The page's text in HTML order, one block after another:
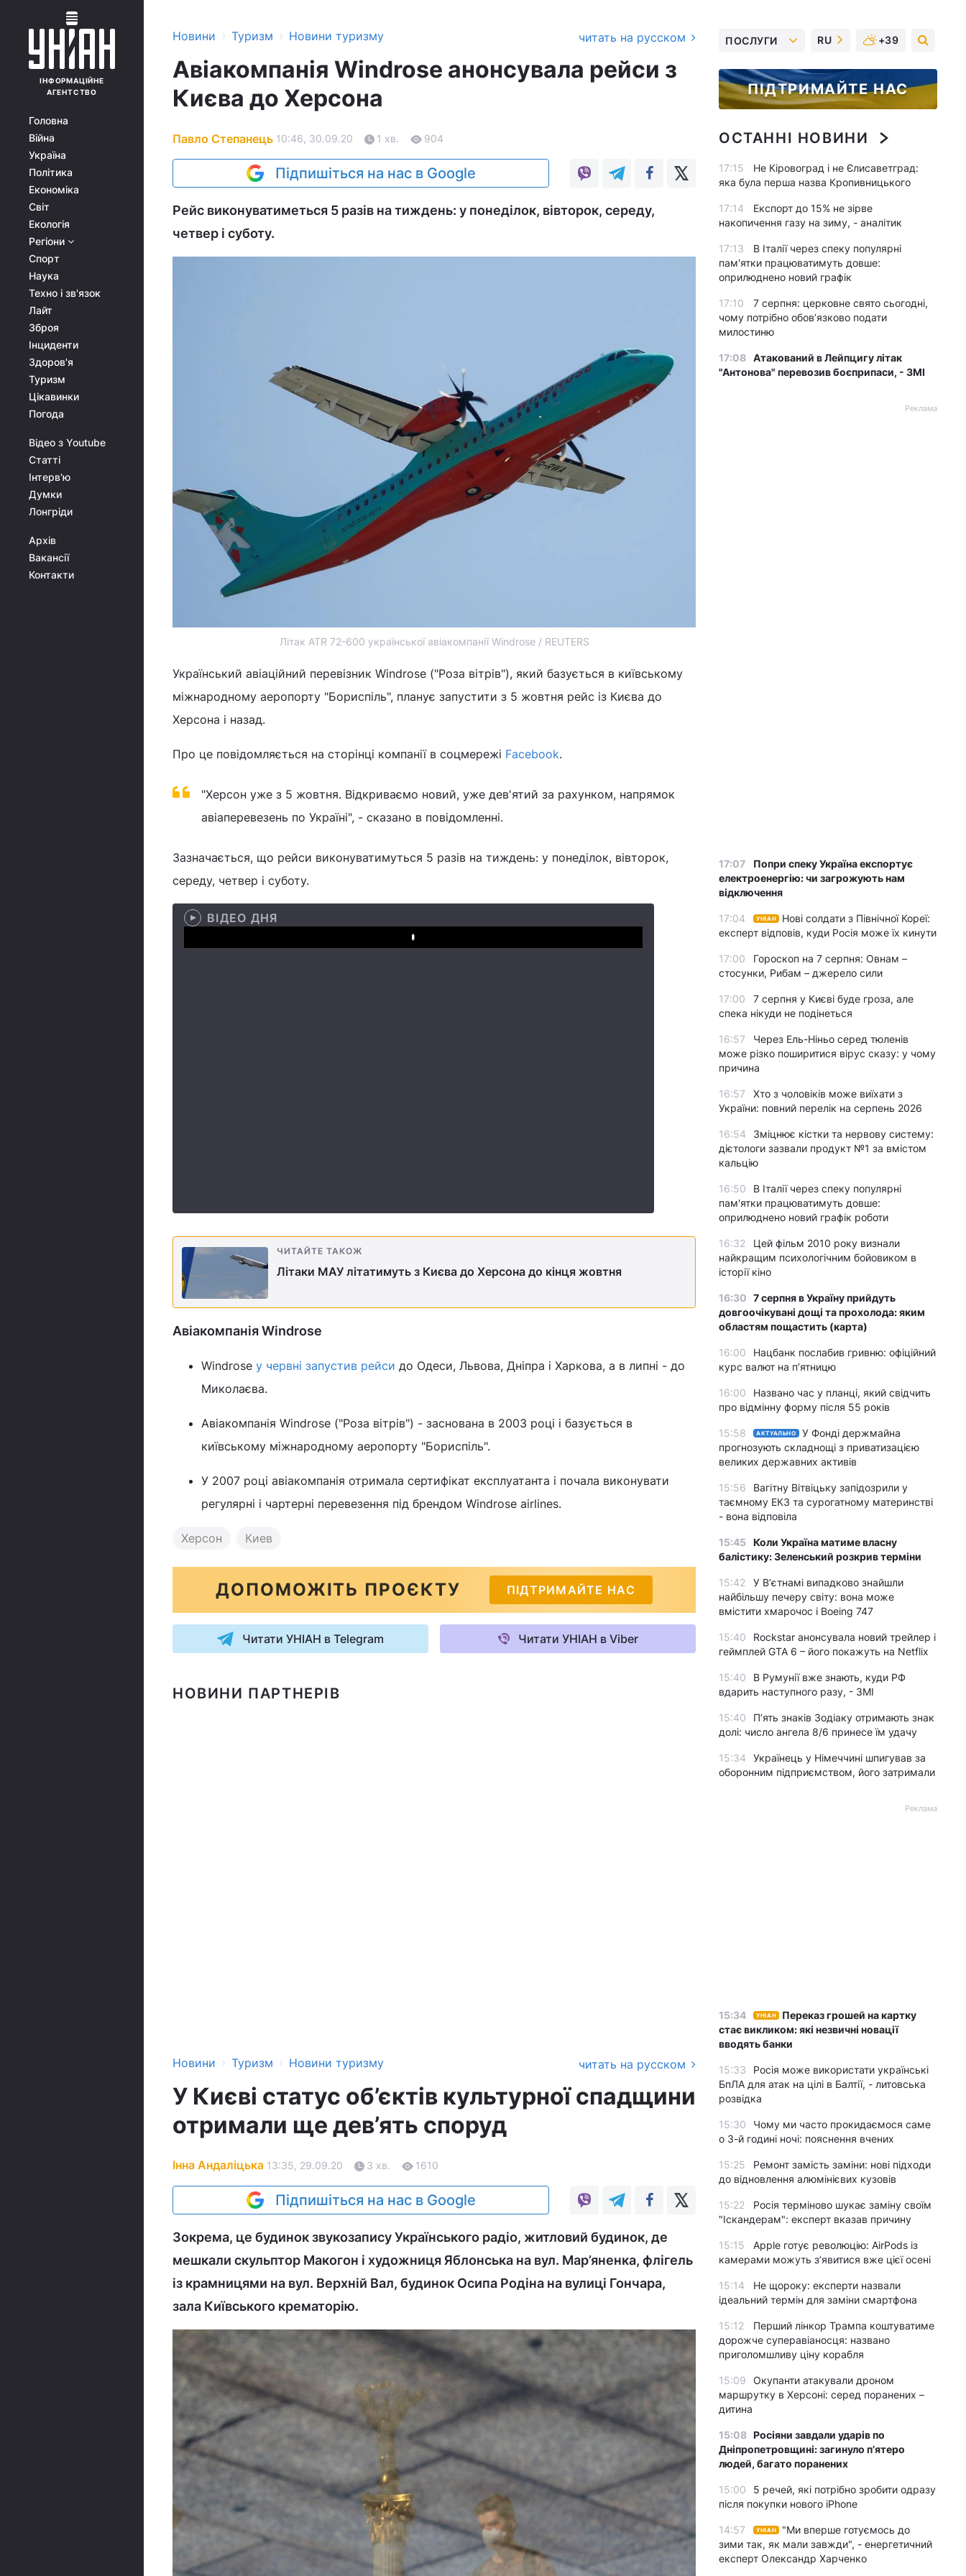
ІНФОРМАЦІЙНЕ
АГЕНТСТВО
Головна
Війна
Україна
Політика
Економіка
Світ
Екологія
Регіони
Спорт
Наука
Техно і зв'язок
Лайт
Зброя
Інциденти
Здоров'я
Туризм
Цікавинки
Погода
Відео з Youtube
Статті
Інтерв'ю
Думки
Лонгріди
Архів
Вакансії
Контакти
Новини › Туризм › Новини туризму читать на русском
Авіакомпанія Windrose анонсувала рейси з
Києва до Херсона
Павло Степанець 10:46, 30.09.20 1 хв. 904
Підпишіться на нас в Google
Рейс виконуватиметься 5 разів на тиждень: у понеділок, вівторок, середу,
четвер і суботу.
Літак ATR 72-600 української авіакомпанії Windrose / REUTERS
Український авіаційний перевізник Windrose ("Роза вітрів"), який базується в київському
міжнародному аеропорту "Бориспіль", планує запустити з 5 жовтня рейс із Києва до
Херсона і назад.
Про це повідомляється на сторінці компанії в соцмережі Facebook.
"Херсон уже з 5 жовтня. Відкриваємо новий, уже дев'ятий за рахунком, напрямок
авіаперевезень по Україні", - сказано в повідомленні.
Зазначається, що рейси виконуватимуться 5 разів на тиждень: у понеділок, вівторок,
середу, четвер і суботу.
ВІДЕО ДНЯ
Play
ЧИТАЙТЕ ТАКОЖ
Літаки МАУ літатимуть з Києва до Херсона до кінця жовтня
Авіакомпанія Windrose
Windrose у червні запустив рейси до Одеси, Львова, Дніпра і Харкова, а в липні - до
Миколаєва.
Авіакомпанія Windrose ("Роза вітрів") - заснована в 2003 році і базується в
київському міжнародному аеропорту "Бориспіль".
У 2007 році авіакомпанія отримала сертифікат експлуатанта і почала виконувати
регулярні і чартерні перевезення під брендом Windrose airlines.
Херсон Киев
ДОПОМОЖІТЬ ПРОЄКТУ ПІДТРИМАЙТЕ НАС
Читати УНІАН в Telegram Читати УНІАН в Viber
НОВИНИ ПАРТНЕРІВ
Новини › Туризм › Новини туризму читать на русском
У Києві статус об’єктів культурної спадщини
отримали ще дев’ять споруд
Інна Андаліцька 13:35, 29.09.20 3 хв. 1610
Підпишіться на нас в Google
Зокрема, це будинок звукозапису Українського радіо, житловий будинок, де
мешкали скульптор Макогон і художниця Яблонська на вул. Мар’яненка, флігель
із крамницями на вул. Верхній Вал, будинок Осипа Родіна на вулиці Гончара,
зала Київського крематорію.
ПОСЛУГИ RU +39
ПІДТРИМАЙТЕ НАС
ОСТАННІ НОВИНИ
17:15
Не Кіровоград і не Єлисаветград:
яка була перша назва Кропивницького
17:14
Експорт до 15% не зірве
накопичення газу на зиму, - аналітик
17:13
В Італії через спеку популярні
пам'ятки працюватимуть довше:
оприлюднено новий графік
17:10
7 серпня: церковне свято сьогодні,
чому потрібно обов’язково подати
милостиню
17:08 Атакований в Лейпцигу літак
"Антонова" перевозив боєприпаси, - ЗМІ
Реклама
17:07
Попри спеку Україна експортує
електроенергію: чи загрожують нам
відключення
17:04 УНІАН
Нові солдати з Північної Кореї:
експерт відповів, куди Росія може їх кинути
17:00
Гороскоп на 7 серпня: Овнам –
стосунки, Рибам – джерело сили
17:00
7 серпня у Києві буде гроза, але
спека нікуди не подінеться
16:57
Через Ель-Ніньо серед тюленів
може різко поширитися вірус сказу: у чому
причина
16:57
Хто з чоловіків може виїхати з
України: повний перелік на серпень 2026
16:54
Зміцнює кістки та нервову систему:
дієтологи зазвали продукт №1 за вмістом
кальцію
16:50
В Італії через спеку популярні
пам'ятки працюватимуть довше:
оприлюднено новий графік роботи
16:32
Цей фільм 2010 року визнали
найкращим психологічним бойовиком в
історії кіно
16:30 7 серпня в Україну прийдуть
довгоочікувані дощі та прохолода: яким
областям пощастить (карта)
16:00
Нацбанк послабив гривню: офіційний
курс валют на п’ятницю
16:00
Названо час у планці, який свідчить
про відмінну форму після 55 років
15:58 АКТУАЛЬНО
У Фонді держмайна
прогнозують складнощі з приватизацією
великих державних активів
15:56
Вагітну Вітвіцьку запідозрили у
таємному ЕКЗ та сурогатному материнстві
- вона відповіла
15:45 Коли Україна матиме власну
балістику: Зеленський розкрив терміни
15:42
У Вʼєтнамі випадково знайшли
найбільшу печеру світу: вона може
вмістити хмарочос і Boeing 747
15:40
Rockstar анонсувала новий трейлер і
геймплей GTA 6 – його покажуть на Netflix
15:40
В Румунії вже знають, куди РФ
вдарить наступного разу, - ЗМІ
15:40
П’ять знаків Зодіаку отримають знак
долі: число ангела 8/6 принесе їм удачу
15:34
Українець у Німеччині шпигував за
оборонним підприємством, його затримали
Реклама
15:34 УНІАН
Переказ грошей на картку
стає викликом: які незвичні новації
вводять банки
15:33
Росія може використати українські
БпЛА для атак на цілі в Балтії, - литовська
розвідка
15:30
Чому ми часто прокидаємося саме
о 3-й годині ночі: пояснення вчених
15:25
Ремонт замість заміни: нові підходи
до відновлення алюмінієвих кузовів
15:22
Росія терміново шукає заміну своїм
"Іскандерам": експерт вказав причину
15:15
Apple готує революцію: AirPods із
камерами можуть з’явитися вже цієї осені
15:14
Не щороку: експерти назвали
ідеальний термін для заміни смартфона
15:12
Перший лінкор Трампа коштуватиме
дорожче суперавіаносця: названо
приголомшливу ціну корабля
15:09
Окупанти атакували дроном
маршрутку в Херсоні: серед поранених –
дитина
15:08 Росіяни завдали ударів по
Дніпропетровщині: загинуло пʼятеро
людей, багато поранених
15:00
5 речей, які потрібно зробити одразу
після покупки нового iPhone
14:57 УНІАН
"Ми вперше готуємось до
зими так, як мали завжди", - енергетичний
експерт Олександр Харченко